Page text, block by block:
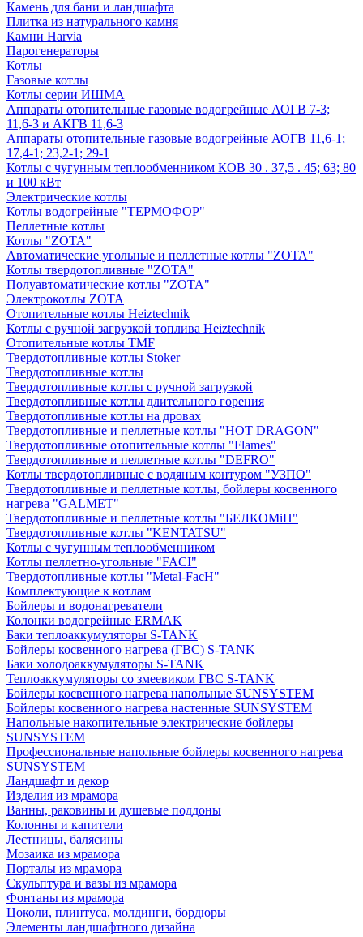
Камень для бани и ландшафта
Плитка из натурального камня
Камни Harvia
Парогенераторы
Котлы
Газовые котлы
Котлы серии ИШМА
Аппараты отопительные газовые водогрейные АОГВ 7-3;
11,6-3 и АКГВ 11,6-3
Аппараты отопительные газовые водогрейные АОГВ 11,6-1;
17,4-1; 23,2-1; 29-1
Котлы с чугунным теплообменником КОВ 30 . 37,5 . 45; 63; 80
и 100 кВт
Электрические котлы
Котлы водогрейные "ТЕРМОФОР"
Пеллетные котлы
Котлы "ZOTA"
Автоматические угольные и пеллетные котлы "ZOTA"
Котлы твердотопливные "ZOTA"
Полуавтоматические котлы "ZOTA"
Электрокотлы ZOTA
Отопительные котлы Heiztechnik
Котлы с ручной загрузкой топлива Heiztechnik
Отопительные котлы TMF
Твердотопливные котлы Stoker
Твердотопливные котлы
Твердотопливные котлы с ручной загрузкой
Твердотопливные котлы длительного горения
Твердотопливные котлы на дровах
Твердотопливные и пеллетные котлы "HOT DRAGON"
Твердотопливные отопительные котлы "Flames"
Твердотопливные и пеллетные котлы "DEFRO"
Котлы твердотопливные с водяным контуром "УЗПО"
Твердотопливные и пеллетные котлы, бойлеры косвенного
нагрева "GALMET"
Твердотопливные и пеллетные котлы "БЕЛКОМiН"
Твердотопливные котлы "KENTATSU"
Котлы с чугунным теплообменником
Котлы пеллетно-угольные "FACI"
Твердотопливные котлы "Metal-FacH"
Комплектующие к котлам
Бойлеры и водонагреватели
Колонки водогрейные ERMAK
Баки теплоаккумуляторы S-TANK
Бойлеры косвенного нагрева (ГВС) S-TANK
Баки холодоаккумуляторы S-TANK
Теплоаккумуляторы со змеевиком ГВС S-TANK
Бойлеры косвенного нагрева напольные SUNSYSTEM
Бойлеры косвенного нагрева настенные SUNSYSTEM
Напольные накопительные электрические бойлеры
SUNSYSTEM
Профессиональные напольные бойлеры косвенного нагрева
SUNSYSTEM
Ландшафт и декор
Изделия из мрамора
Ванны, раковины и душевые поддоны
Колонны и капители
Лестницы, балясины
Мозаика из мрамора
Порталы из мрамора
Скульптура и вазы из мрамора
Фонтаны из мрамора
Цоколи, плинтуса, молдинги, бордюры
Элементы ландшафтного дизайна